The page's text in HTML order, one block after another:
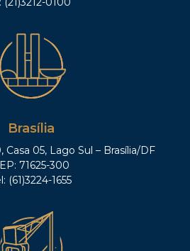
Brasília
Casa 05, Lago Sul – Brasília/DF
71625-300
(61)3224-1655